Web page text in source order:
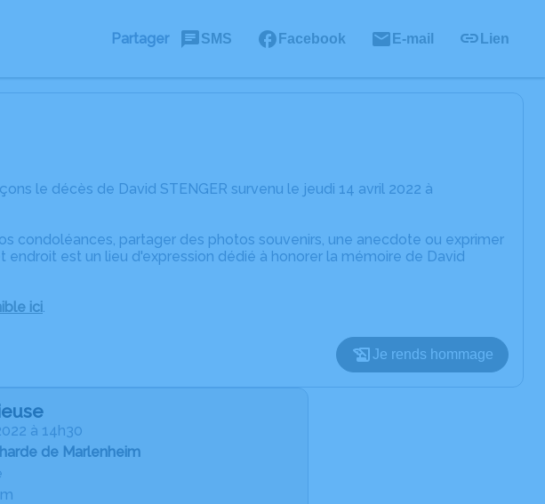
Partager SMS Facebook E-mail Lien
le décès de David STENGER survenu le jeudi 14 avril 2022 à
condoléances, partager des photos souvenirs, une anecdote ou exprimer
est un lieu d'expression dédié à honorer la mémoire de David
ici.
Je rends hommage
à 14h30
de Marlenheim